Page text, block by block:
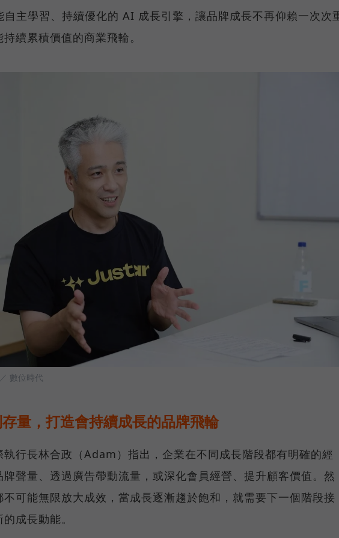
主學習、持續優化的 AI 成長引擎，讓品牌成長不再仰賴一次次
續累積價值的商業飛輪。
數位時代
量，打造會持續成長的品牌飛輪
執行長林合政（Adam）指出，企業在不同成長階段都有明確的經
聲量、透過廣告帶動流量，或深化會員經營、提升顧客價值。然
可能無限放大成效，當成長逐漸趨於飽和，就需要下一個階段接
成長動能。